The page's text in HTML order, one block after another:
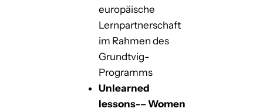
europäische
Lernpartnerschaft
im Rahmen des
Grundtvig-
Programms
Unlearned
lessons-– Women